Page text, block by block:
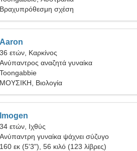
Βραχυπρόθεσμη σχέση
Aaron
36 ετών, Καρκίνος
Ανύπαντρος αναζητά γυναίκα
Toongabbie
ΜΟΥΣΙΚΗ, Βιολογία
Imogen
34 ετών, Ιχθύς
Ανύπαντρη γυναίκα ψάχνει σύζυγο
160 εκ (5'3"), 56 κιλό (123 λίβρες)